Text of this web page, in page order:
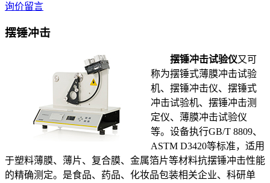
询价留言
摆锤冲击
摆锤冲击试验仪又可
称为摆锤式薄膜冲击试验
机、摆锤冲击仪、摆锤式
冲击试验机、摆锤冲击测
定仪、薄膜冲击试验仪
等。设备执行GB/T 8809、
ASTM D3420等标准，适用
于塑料薄膜、薄片、复合膜、金属箔片等材料抗摆锤冲击性能
的精确测定。是食品、药品、化妆品包装相关企业、科研单